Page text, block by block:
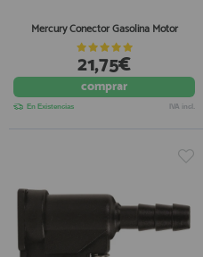
Mercury Conector Gasolina Motor
21,75€
comprar
En Existencias IVA incl.